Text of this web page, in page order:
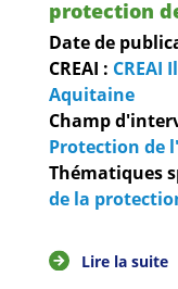
protection
Date de
CREAI : CREAI
Aquitaine
Champ
Protection de
Thématiques
de la
Lire la suite